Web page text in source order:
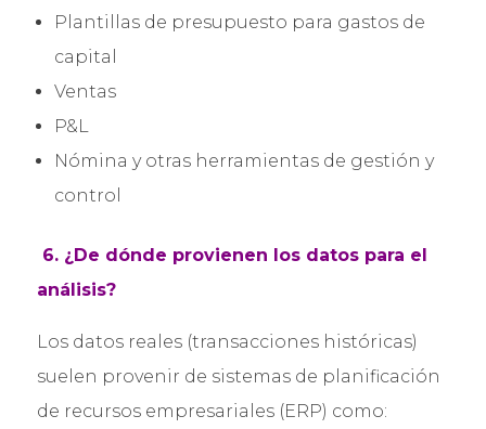
Plantillas de presupuesto para gastos de
capital
Ventas
P&L
Nómina y otras herramientas de gestión y
control
6. ¿De dónde provienen los datos para el
análisis?
Los datos reales (transacciones históricas)
suelen provenir de sistemas de planificación
de recursos empresariales (ERP) como: